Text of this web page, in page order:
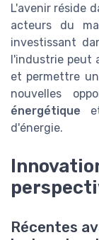
L'avenir réside
acteurs du
investissant
l'industrie peut
et permettre
nouvelles
énergétique
d'énergie.
Récentes